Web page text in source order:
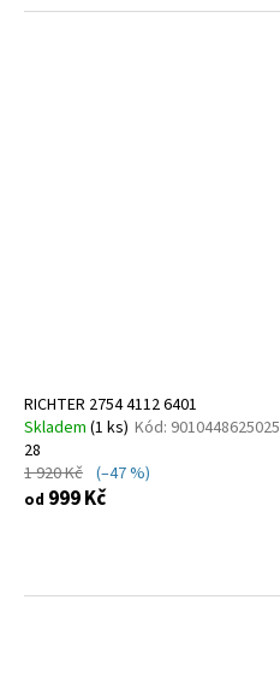
RICHTER 2754 4112 6401
Skladem (1 ks) Kód: 9010448625025
28
1 920 Kč (–47 %)
od 999 Kč